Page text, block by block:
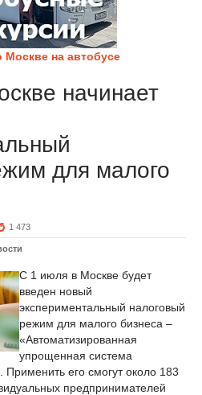
Москве на автобусе
начинает
для малого
1 473
С 1 июля в Москве будет
введен новый
экспериментальный налоговый
режим для малого бизнеса –
«Автоматизированная
упрощенная система
его смогут около 183
предпринимателей